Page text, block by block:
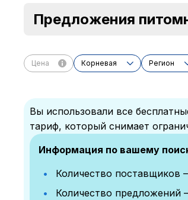
Предложения
Цена Корневая Регион
Вы использовали все
тариф, который снимает
Информация по вашему
Количество поставщиков –
Количество предложений –